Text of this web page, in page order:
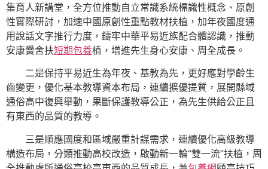
集育人新講堂，全方位推動自立常識系統標識性概念、原創
性實際研討，加速中國原創性重點教材扶植，加年夜國度通
用說話文字推行力度，鑄牢中華平易近族配合體認識，推動
安康黌舍扶短期包養植，增進先生身心安康、周全成長。
二是保持平易近生為年夜、基教為先，更好應對學齡生
齒變更，優化基本教導資本布局，連續擴優提質，展開縣域
通俗高中復興舉動，果斷保護教導公正，為先生供給公正且
有東西的品質的教導。
三是順應國度和區域嚴重計謀需求，連續優化高級教導
構造布局，分類推動高校改造，啟動新一輪“雙一流”扶植，周